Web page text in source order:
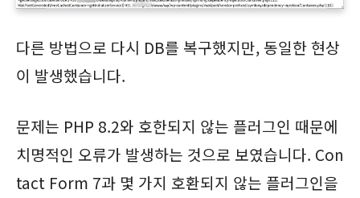
다른 방법으로 다시 DB를 복구했지만, 동일한 현상
이 발생했습니다.
문제는 PHP 8.2와 호한되지 않는 플러그인 때문에
치명적인 오류가 발생하는 것으로 보였습니다. Con
tact Form 7과 몇 가지 호환되지 않는 플러그인을